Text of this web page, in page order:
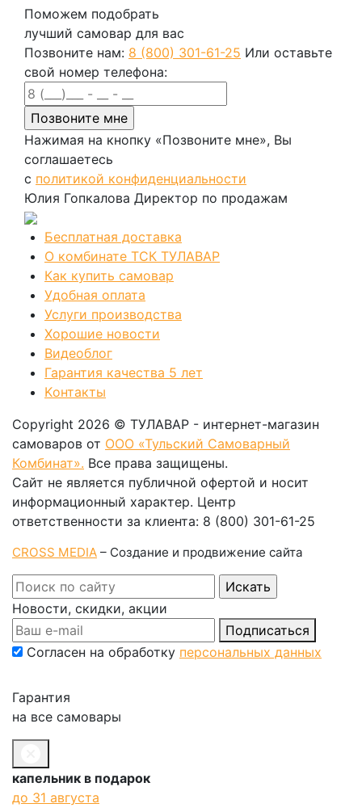
Поможем подобрать
лучший самовар для вас
Позвоните нам: 8 (800) 301-61-25 Или оставьте
свой номер телефона:
Нажимая на кнопку «Позвоните мне», Вы
соглашаетесь
с политикой конфиденциальности
Юлия Гопкалова Директор по продажам
Бесплатная доставка
О комбинате ТСК ТУЛАВАР
Как купить самовар
Удобная оплата
Услуги производства
Хорошие новости
Видеоблог
Гарантия качества 5 лет
Kонтакты
Copyright 2026 © ТУЛАВАР - интернет-магазин
самоваров от ООО «Тульский Самоварный
Комбинат». Все права защищены.
Сайт не является публичной офертой и носит
информационный характер. Центр
ответственности за клиента: 8 (800) 301-61-25
CROSS MEDIA – Создание и продвижение сайта
Новости, скидки, акции
Подписаться
Согласен на обработку персональных данных
Гарантия
на все самовары
капельник в подарок
до 31 августа